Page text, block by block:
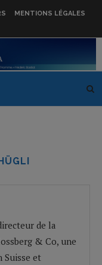
MENTIONS LÉGALES
de la
& Co, une
Suisse et